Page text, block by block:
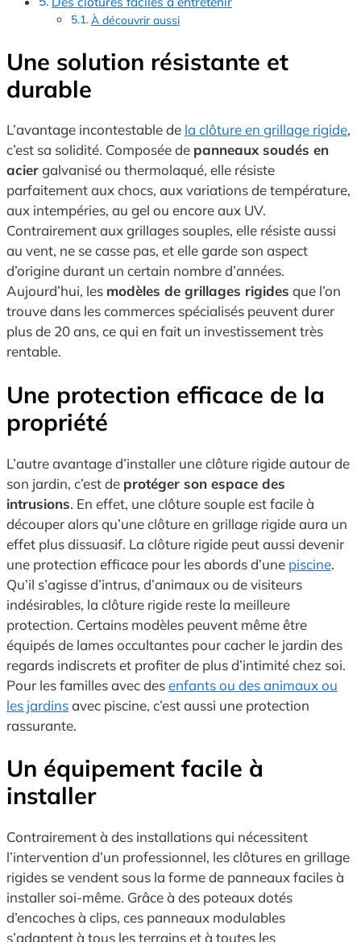
À découvrir aussi
Une solution résistante et
durable
L’avantage incontestable de la clôture en grillage rigide,
c’est sa solidité. Composée de panneaux soudés en
aciergalvanisé ou thermolaqué, elle résiste
parfaitement aux chocs, aux variations de température,
aux intempéries, au gel ou encore aux UV.
Contrairement aux grillages souples, elle résiste aussi
au vent, ne se casse pas, et elle garde son aspect
d’origine durant un certain nombre d’années.
Aujourd’hui, les modèles de grillages rigides que l’on
trouve dans les commerces spécialisés peuvent durer
plus de 20 ans, ce qui en fait un investissement très
rentable.
Une protection efficace de la
propriété
L’autre avantage d’installer une clôture rigide autour de
son jardin, c’est de protéger son espace des
intrusions. En effet, une clôture souple est facile à
découper alors qu’une clôture en grillage rigide aura un
effet plus dissuasif. La clôture rigide peut aussi devenir
une protection efficace pour les abords d’une piscine.
Qu’il s’agisse d’intrus, d’animaux ou de visiteurs
indésirables, la clôture rigide reste la meilleure
protection. Certains modèles peuvent même être
équipés de lames occultantes pour cacher le jardin des
regards indiscrets et profiter de plus d’intimité chez soi.
Pour les familles avec desenfants ou des animaux ou
les jardinsavec piscine, c’est aussi une protection
rassurante.
Un équipement facile à
installer
Contrairement à des installations qui nécessitent
l’intervention d’un professionnel, les clôtures en grillage
rigides se vendent sous la forme de panneaux faciles à
installer soi-même. Grâce à des poteaux dotés
d’encoches à clips, ces panneaux modulables
s’adaptent à tous les terrains et à toutes les